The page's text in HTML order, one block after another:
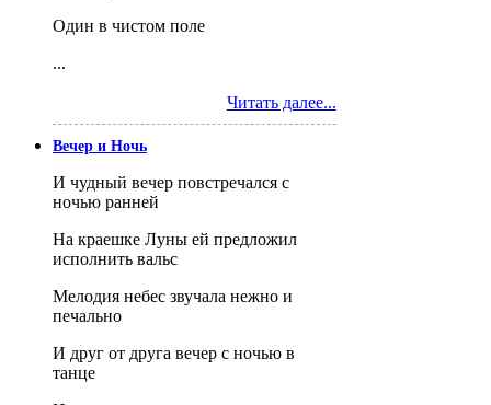
Один в чистом поле
...
Читать далее...
Вечер и Ночь
И чудный вечер повстречался с
ночью ранней
На краешке Луны ей предложил
исполнить вальс
Мелодия небес звучала нежно и
печально
И друг от друга вечер с ночью в
танце